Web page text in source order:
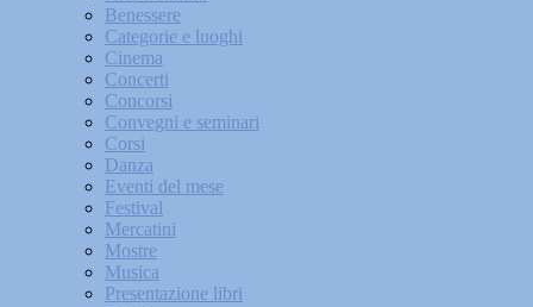
Benessere
Categorie e luoghi
Cinema
Concerti
Concorsi
Convegni e seminari
Corsi
Danza
Eventi del mese
Festival
Mercatini
Mostre
Musica
Presentazione libri